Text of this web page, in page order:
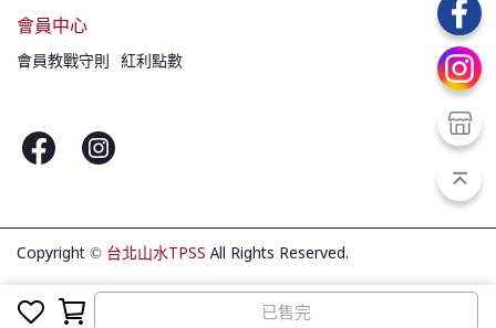
已售完
會員中心
會員教戰守則 紅利點數
Copyright © 台北山水TPSS All Rights Reserved.